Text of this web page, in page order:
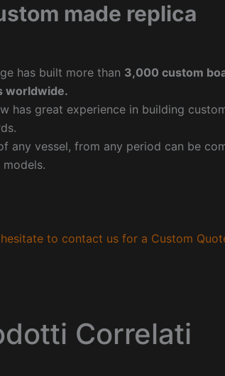
made replica
has built more than 3,000 custom
worldwide.
has great experience in building
any vessel, from any period can be
to contact us for a Custom
Correlati